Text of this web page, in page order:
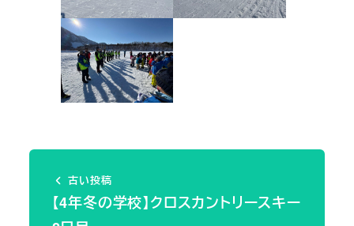
古い投稿
【4年冬の学校】クロスカントリースキー